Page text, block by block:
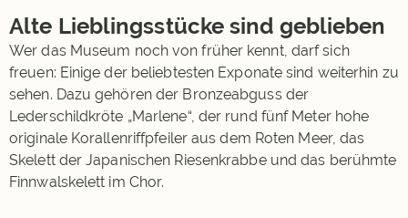
Alte Lieblingsstücke sind geblieben
Wer das Museum noch von früher kennt, darf sich
freuen: Einige der beliebtesten Exponate sind weiterhin zu
sehen. Dazu gehören der Bronzeabguss der
Lederschildkröte „Marlene“, der rund fünf Meter hohe
originale Korallenriffpfeiler aus dem Roten Meer, das
Skelett der Japanischen Riesenkrabbe und das berühmte
Finnwalskelett im Chor.